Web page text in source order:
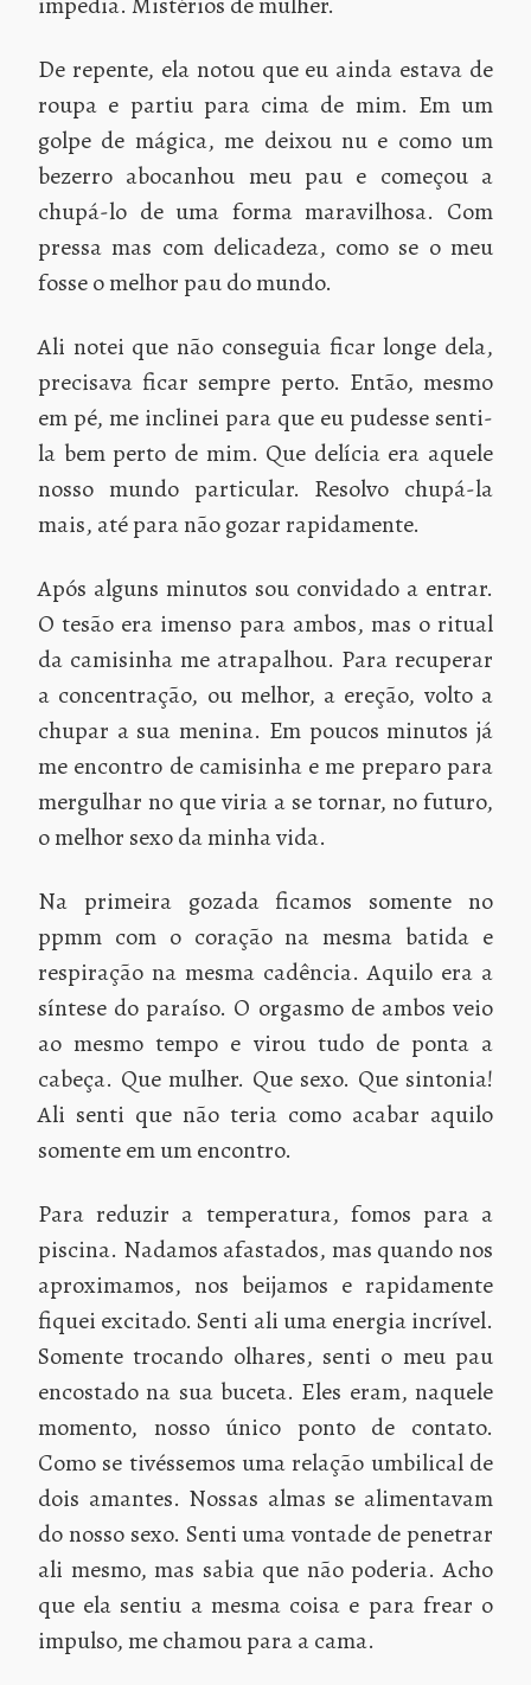
De repente, ela notou que eu ainda estava de
roupa e partiu para cima de mim. Em um
golpe de mágica, me deixou nu e como um
bezerro abocanhou meu pau e começou a
chupá-lo de uma forma maravilhosa. Com
pressa mas com delicadeza, como se o meu
fosse o melhor pau do mundo.
Ali notei que não conseguia ficar longe dela,
precisava ficar sempre perto. Então, mesmo
em pé, me inclinei para que eu pudesse senti-
la bem perto de mim. Que delícia era aquele
nosso mundo particular. Resolvo chupá-la
mais, até para não gozar rapidamente.
Após alguns minutos sou convidado a entrar.
O tesão era imenso para ambos, mas o ritual
da camisinha me atrapalhou. Para recuperar
a concentração, ou melhor, a ereção, volto a
chupar a sua menina. Em poucos minutos já
me encontro de camisinha e me preparo para
mergulhar no que viria a se tornar, no futuro,
o melhor sexo da minha vida.
Na primeira gozada ficamos somente no
ppmm com o coração na mesma batida e
respiração na mesma cadência. Aquilo era a
síntese do paraíso. O orgasmo de ambos veio
ao mesmo tempo e virou tudo de ponta a
cabeça. Que mulher. Que sexo. Que sintonia!
Ali senti que não teria como acabar aquilo
somente em um encontro.
Para reduzir a temperatura, fomos para a
piscina. Nadamos afastados, mas quando nos
aproximamos, nos beijamos e rapidamente
fiquei excitado. Senti ali uma energia incrível.
Somente trocando olhares, senti o meu pau
encostado na sua buceta. Eles eram, naquele
momento, nosso único ponto de contato.
Como se tivéssemos uma relação umbilical de
dois amantes. Nossas almas se alimentavam
do nosso sexo. Senti uma vontade de penetrar
ali mesmo, mas sabia que não poderia. Acho
que ela sentiu a mesma coisa e para frear o
impulso, me chamou para a cama.